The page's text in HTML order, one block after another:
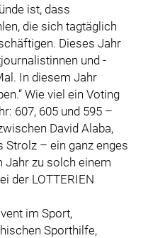
ist, dass
die sich tagtäglich
Dieses Jahr
und -
In diesem Jahr
Wie viel ein Voting
607, 605 und 595 –
David Alaba,
Strolz – ein ganz enges
Jahr zu solch einem
der LOTTERIEN
im Sport,
Sporthilfe,